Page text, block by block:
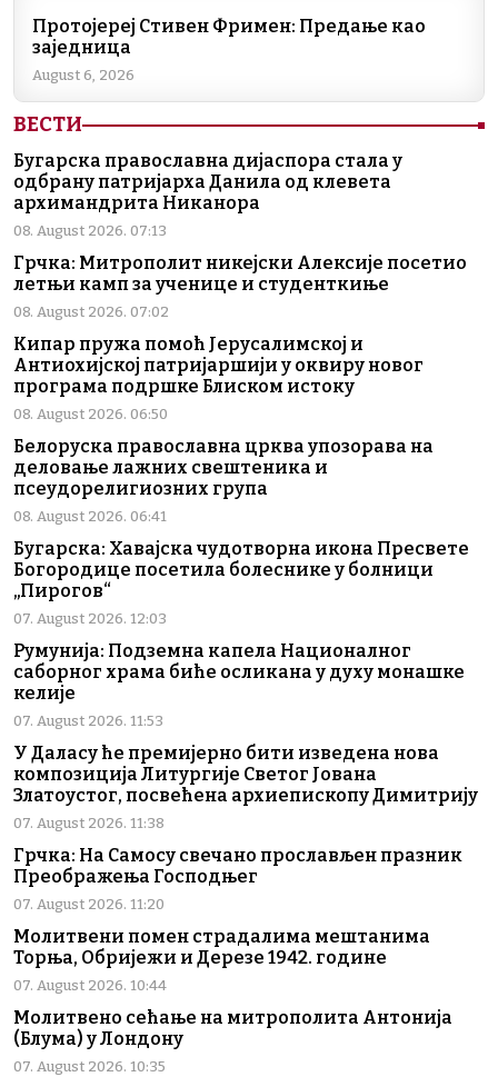
Протојереј Стивен Фримен: Предање као
заједница
August 6, 2026
ВЕСТИ
Бугарска православна дијаспора стала у
одбрану патријарха Данила од клевета
архимандрита Никанора
08. August 2026. 07:13
Грчка: Митрополит никејски Алексије посетио
летњи камп за ученице и студенткиње
08. August 2026. 07:02
Кипар пружа помоћ Јерусалимској и
Антиохијској патријаршији у оквиру новог
програма подршке Блиском истоку
08. August 2026. 06:50
Белоруска православна црква упозорава на
деловање лажних свештеника и
псеудорелигиозних група
08. August 2026. 06:41
Бугарска: Хавајска чудотворна икона Пресвете
Богородице посетила болеснике у болници
„Пирогов“
07. August 2026. 12:03
Румунија: Подземна капела Националног
саборног храма биће осликана у духу монашке
келије
07. August 2026. 11:53
У Даласу ће премијерно бити изведена нова
композиција Литургије Светог Јована
Златоустог, посвећена архиепископу Димитрију
07. August 2026. 11:38
Грчка: На Самосу свечано прослављен празник
Преображења Господњег
07. August 2026. 11:20
Молитвени помен страдалима мештанима
Торња, Обријежи и Дерезе 1942. године
07. August 2026. 10:44
Молитвено сећање на митрополита Антонија
(Блума) у Лондону
07. August 2026. 10:35